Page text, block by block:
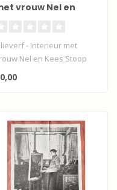
vrouw Nel en
- Interieur met
Nel en Kees Stoop